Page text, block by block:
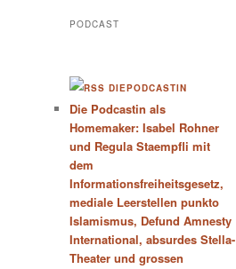
PODCAST
DIEPODCASTIN
Die Podcastin als
Homemaker: Isabel Rohner
und Regula Staempfli mit
dem
Informationsfreiheitsgesetz,
mediale Leerstellen punkto
Islamismus, Defund Amnesty
International, absurdes Stella-
Theater und grossen